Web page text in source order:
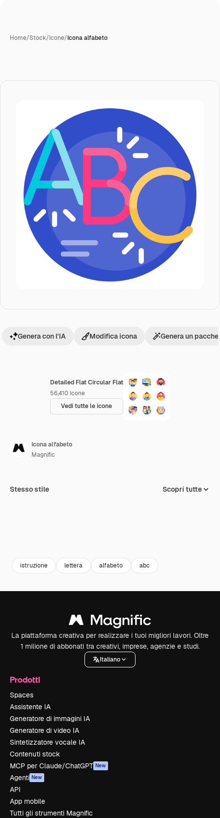
Home/Stock/Icone/Icona alfabeto
Detailed Flat Circular Flat
56,410 Icone
Vedi tutte le icone
Genera con l'IA Modifica icona Genera un
Icona alfabeto
Magnific
Stesso stile Scopri tutte
istruzione lettera alfabeto abc
La piattaforma creativa per realizzare i tuoi migliori lavori. Oltre
1 milione di abbonati tra creativi, imprese, agenzie e studi.
Italiano
Prodotti
Spaces
Assistente IA
Generatore di immagini IA
Generatore di video IA
Sintetizzatore vocale IA
Contenuti stock
MCP per Claude/ChatGPT New
Agenti New
API
App mobile
Tutti gli strumenti Magnific